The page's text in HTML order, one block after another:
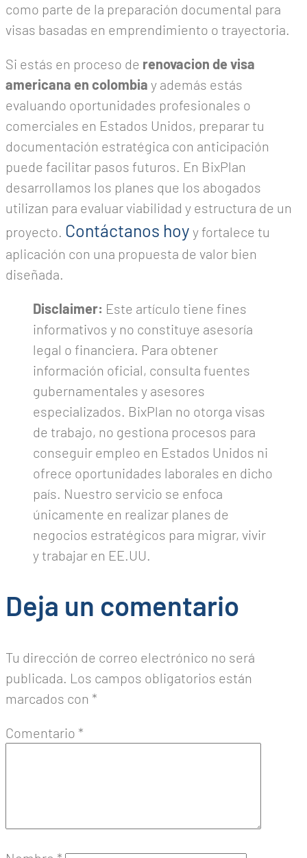
como parte de la preparación documental para
visas basadas en emprendimiento o trayectoria.
Si estás en proceso de renovacion de visa
americana en colombia y además estás
evaluando oportunidades profesionales o
comerciales en Estados Unidos, preparar tu
documentación estratégica con anticipación
puede facilitar pasos futuros. En BixPlan
desarrollamos los planes que los abogados
utilizan para evaluar viabilidad y estructura de un
proyecto. Contáctanos hoy y fortalece tu
aplicación con una propuesta de valor bien
diseñada.
Disclaimer: Este artículo tiene fines
informativos y no constituye asesoría
legal o financiera. Para obtener
información oficial, consulta fuentes
gubernamentales y asesores
especializados. BixPlan no otorga visas
de trabajo, no gestiona procesos para
conseguir empleo en Estados Unidos ni
ofrece oportunidades laborales en dicho
país. Nuestro servicio se enfoca
únicamente en realizar planes de
negocios estratégicos para migrar, vivir
y trabajar en EE.UU.
Deja un comentario
Tu dirección de correo electrónico no será
publicada. Los campos obligatorios están
marcados con *
Comentario *